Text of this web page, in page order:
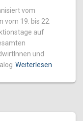
vom
19. bis 22.
auf
und
Weiterlesen